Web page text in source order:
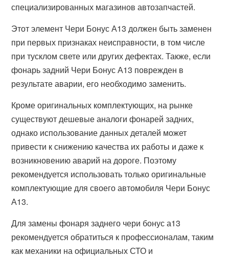
специализированных магазинов автозапчастей.
Этот элемент Чери Бонус А13 должен быть заменен
при первых признаках неисправности, в том числе
при тусклом свете или других дефектах. Также, если
фонарь задний Чери Бонус А13 поврежден в
результате аварии, его необходимо заменить.
Кроме оригинальных комплектующих, на рынке
существуют дешевые аналоги фонарей задних,
однако использование данных деталей может
привести к снижению качества их работы и даже к
возникновению аварий на дороге. Поэтому
рекомендуется использовать только оригинальные
комплектующие для своего автомобиля Чери Бонус
А13.
Для замены фонаря заднего чери бонус а13
рекомендуется обратиться к профессионалам, таким
как механики на официальных СТО и